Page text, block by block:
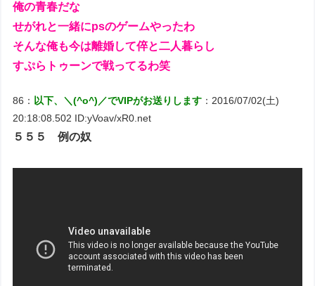
俺の青春だな
せがれと一緒にpsのゲームやったわ
そんな俺も今は離婚して倅と二人暮らし
すぷらトゥーンで戦ってるわ笑
86： 以下、＼(^o^)／でVIPがお送りします ：2016/07/02(土)
20:18:08.502 ID:yVoav/xR0.net
５５５ 例の奴